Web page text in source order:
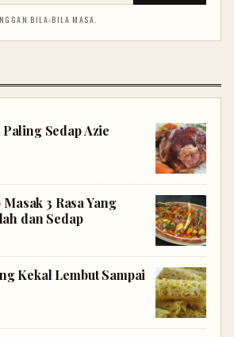
BILA-BILA MASA.
Sedap Azie
3 Rasa Yang
dan Sedap
Kekal Lembut Sampai